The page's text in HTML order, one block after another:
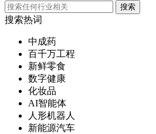
搜索
搜索热词
中成药
百千万工程
新鲜零食
数字健康
化妆品
AI智能体
人形机器人
新能源汽车